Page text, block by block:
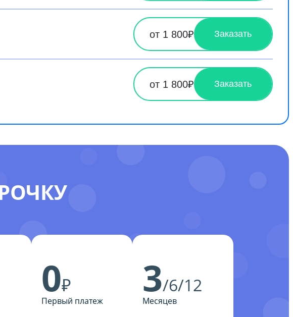
от 1 800₽ Заказать
от 1 800₽ Заказать
0₽
Первый платеж 3/6/12
Месяцев